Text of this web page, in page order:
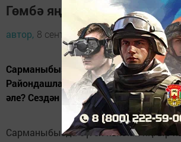
Гөмбә яңгырлары ява
автор, 8 сентябрь 2017 - 10:03
Сарманыбызда бүген ныклап яңгыр
Райондашларыбыз гөмбә җыярга
әле? Сездән фотоотчет көтеп калабыз.
Сарманыбызда бүген ныклап яңгыр